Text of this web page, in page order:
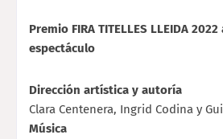
Premio FIRA TITELLES LLEIDA
espectáculo
Dirección artística y autoría
Clara Centenera, Ingrid Codina y
Música